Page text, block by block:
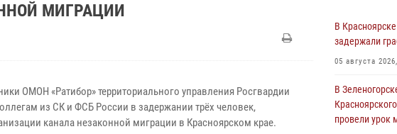
МИГРАЦИИ
ОМОН «Ратибор» территориального управления Росгвардии
из СК и ФСБ России в задержании трёх человек,
канала незаконной миграции в Красноярском крае.
В
задержали
05 августа
В
провели урок